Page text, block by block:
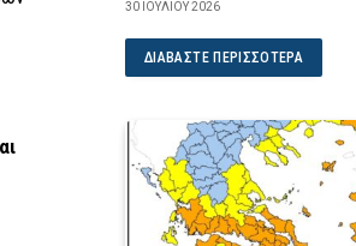
30 ΙΟΥΛΊΟΥ 2026
ΔΙΑΒΆΣΤΕ ΠΕΡΙΣΣΌΤΕΡΑ